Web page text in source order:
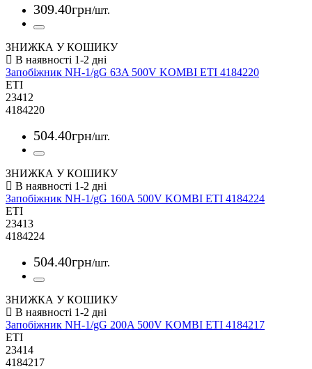
309.40грн/шт.
ЗНИЖКА У КОШИКУ
Запобіжник NH-1/gG 63A 500V KOMBI ETI 4184220
ETI
23412
4184220
504.40грн/шт.
ЗНИЖКА У КОШИКУ
Запобіжник NH-1/gG 160A 500V KOMBI ETI 4184224
ETI
23413
4184224
504.40грн/шт.
ЗНИЖКА У КОШИКУ
Запобіжник NH-1/gG 200A 500V KOMBI ETI 4184217
ETI
23414
4184217